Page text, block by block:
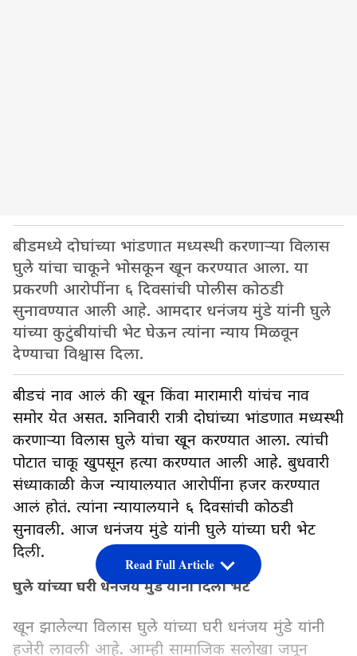
बीडमध्ये दोघांच्या भांडणात मध्यस्थी करणाऱ्या विलास
घुले यांचा चाकूने भोसकून खून करण्यात आला. या
प्रकरणी आरोपींना ६ दिवसांची पोलीस कोठडी
सुनावण्यात आली आहे. आमदार धनंजय मुंडे यांनी घुले
यांच्या कुटुंबीयांची भेट घेऊन त्यांना न्याय मिळवून
देण्याचा विश्वास दिला.
बीडचं नाव आलं की खून किंवा मारामारी यांचंच नाव
समोर येत असत. शनिवारी रात्री दोघांच्या भांडणात मध्यस्थी
करणाऱ्या विलास घुले यांचा खून करण्यात आला. त्यांची
पोटात चाकू खुपसून हत्या करण्यात आली आहे. बुधवारी
संध्याकाळी केज न्यायालयात आरोपींना हजर करण्यात
आलं होतं. त्यांना न्यायालयाने ६ दिवसांची कोठडी
सुनावली. आज धनंजय मुंडे यांनी घुले यांच्या घरी भेट
दिली.
घुले यांच्या घरी धनंजय मुंडे यांनी दिली भेट
खून झालेल्या विलास घुले यांच्या घरी धनंजय मुंडे यांनी
हजेरी लावली आहे. आम्ही सामाजिक सलोखा जपून
Read Full Article